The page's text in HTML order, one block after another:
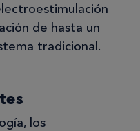
de hasta un
tradicional.
los